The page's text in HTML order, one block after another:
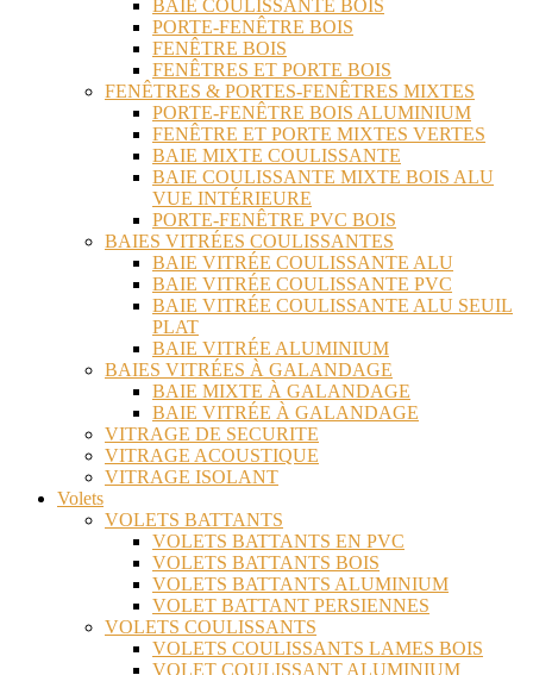
BAIE COULISSANTE BOIS
PORTE-FENÊTRE BOIS
FENÊTRE BOIS
FENÊTRES ET PORTE BOIS
FENÊTRES & PORTES-FENÊTRES MIXTES
PORTE-FENÊTRE BOIS ALUMINIUM
FENÊTRE ET PORTE MIXTES VERTES
BAIE MIXTE COULISSANTE
BAIE COULISSANTE MIXTE BOIS ALU
VUE INTÉRIEURE
PORTE-FENÊTRE PVC BOIS
BAIES VITRÉES COULISSANTES
BAIE VITRÉE COULISSANTE ALU
BAIE VITRÉE COULISSANTE PVC
BAIE VITRÉE COULISSANTE ALU SEUIL
PLAT
BAIE VITRÉE ALUMINIUM
BAIES VITRÉES À GALANDAGE
BAIE MIXTE À GALANDAGE
BAIE VITRÉE À GALANDAGE
VITRAGE DE SECURITE
VITRAGE ACOUSTIQUE
VITRAGE ISOLANT
Volets
VOLETS BATTANTS
VOLETS BATTANTS EN PVC
VOLETS BATTANTS BOIS
VOLETS BATTANTS ALUMINIUM
VOLET BATTANT PERSIENNES
VOLETS COULISSANTS
VOLETS COULISSANTS LAMES BOIS
VOLET COULISSANT ALUMINIUM